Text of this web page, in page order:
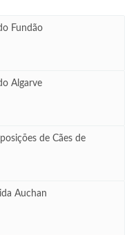
Fundão
Algarve
de Cães de
Auchan